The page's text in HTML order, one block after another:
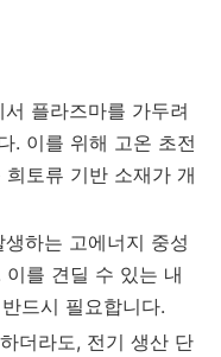
플라즈마를 가두려
. 이를 위해 고온 초전
토류 기반 소재가 개
하는 고에너지 중성
를 견딜 수 있는 내
드시 필요합니다.
더라도, 전기 생산 단